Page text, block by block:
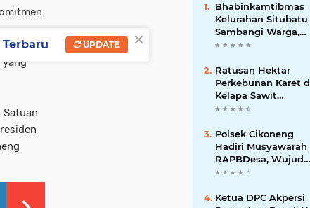
Asta
Bhabinkamtibmas
Kelurahan Situbatu
Sambangi Warga,
Perkuat Silaturahmi
Wilayah
Ratusan Hektar
Perkebunan Karet
Kelapa Sawit
terendam banjir
Polsek Cikoneng
Hadiri Musyawarah
RAPBDesa, Wujud
Peran Polri Kawal
Kamtibmas Desa
Ketua DPC Akpersi
×
UPDATE